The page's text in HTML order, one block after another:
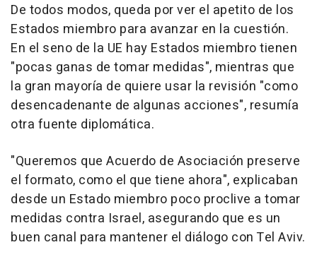
De todos modos, queda por ver el apetito de los
Estados miembro para avanzar en la cuestión.
En el seno de la UE hay Estados miembro tienen
"pocas ganas de tomar medidas", mientras que
la gran mayoría de quiere usar la revisión "como
desencadenante de algunas acciones", resumía
otra fuente diplomática.
"Queremos que Acuerdo de Asociación preserve
el formato, como el que tiene ahora", explicaban
desde un Estado miembro poco proclive a tomar
medidas contra Israel, asegurando que es un
buen canal para mantener el diálogo con Tel Aviv.